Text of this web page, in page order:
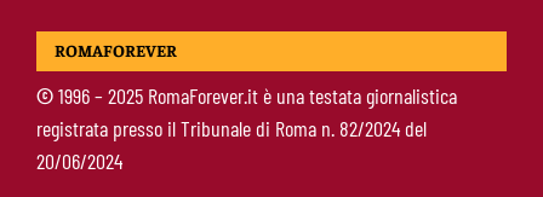
Castro-Roma, messaggio Scudetto: “Non sono
ROMAFOREVER
©1996 – 2025 RomaForever.it è una testata giornalistica
registrata presso il Tribunale di Roma n. 82/2024 del
20/06/2024